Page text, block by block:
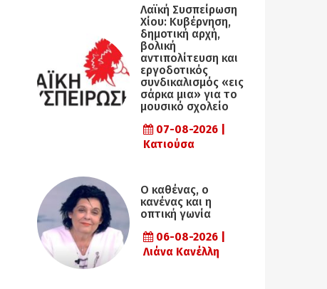
Λαϊκή Συσπείρωση
Χίου: Κυβέρνηση,
δημοτική αρχή,
βολική
αντιπολίτευση και
εργοδοτικός
συνδικαλισμός «εις
σάρκα μια» για το
μουσικό σχολείο
07-08-2026 |
Κατιούσα
Ο καθένας, ο
κανένας και η
οπτική γωνία
06-08-2026 |
Λιάνα Κανέλλη